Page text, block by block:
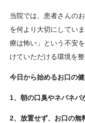
当院では、患者さんの
を何より大切にしてい
療は怖い」という不安
けていただける環境を整
今日から始めるお口の
1、朝の口臭やネバネバ
2、 放置せず、お口の無